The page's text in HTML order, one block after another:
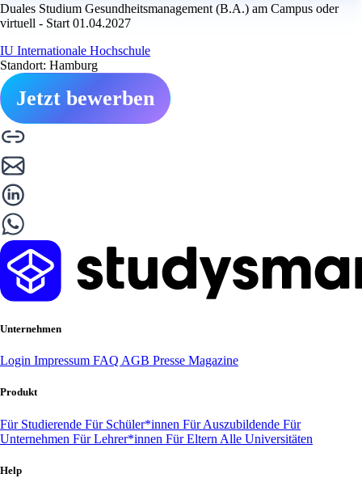
Duales Studium Gesundheitsmanagement (B.A.) am Campus oder
virtuell - Start 01.04.2027
IU Internationale Hochschule
Standort: Hamburg
Jetzt bewerben
Unternehmen
Login Impressum FAQ AGB Presse Magazine
Produkt
Für Studierende Für Schüler*innen Für Auszubildende Für
Unternehmen Für Lehrer*innen Für Eltern Alle Universitäten
Help